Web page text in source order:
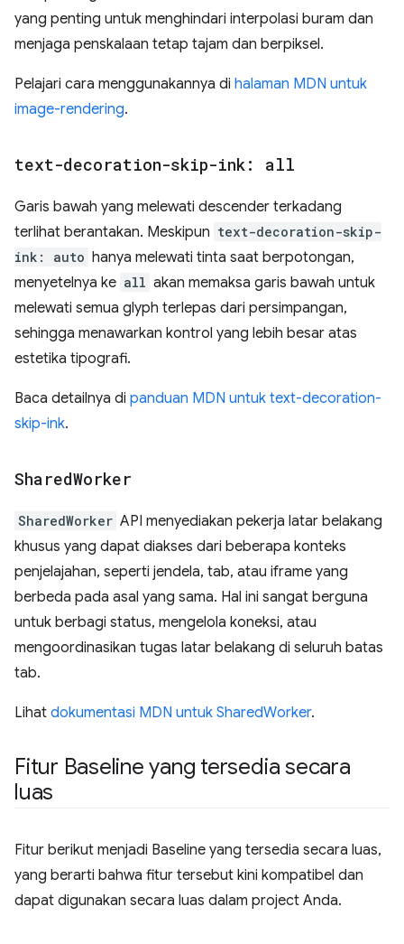
yang penting untuk menghindari interpolasi buram dan
menjaga penskalaan tetap tajam dan berpiksel.
Pelajari cara menggunakannya di halaman MDN untuk
image-rendering.
text-decoration-skip-ink: all
Garis bawah yang melewati descender terkadang
terlihat berantakan. Meskipun text-decoration-skip-
ink: auto hanya melewati tinta saat berpotongan,
menyetelnya ke all akan memaksa garis bawah untuk
melewati semua glyph terlepas dari persimpangan,
sehingga menawarkan kontrol yang lebih besar atas
estetika tipografi.
Baca detailnya di panduan MDN untuk text-decoration-
skip-ink.
SharedWorker
SharedWorker API menyediakan pekerja latar belakang
khusus yang dapat diakses dari beberapa konteks
penjelajahan, seperti jendela, tab, atau iframe yang
berbeda pada asal yang sama. Hal ini sangat berguna
untuk berbagi status, mengelola koneksi, atau
mengoordinasikan tugas latar belakang di seluruh batas
tab.
Lihat dokumentasi MDN untuk SharedWorker.
Fitur Baseline yang tersedia secara
luas
Fitur berikut menjadi Baseline yang tersedia secara luas,
yang berarti bahwa fitur tersebut kini kompatibel dan
dapat digunakan secara luas dalam project Anda.